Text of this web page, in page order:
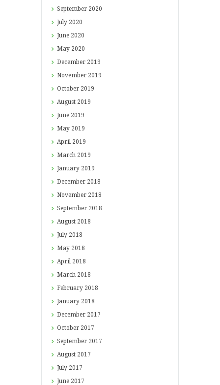
September 2020
July 2020
June 2020
May 2020
December 2019
November 2019
October 2019
August 2019
June 2019
May 2019
April 2019
March 2019
January 2019
December 2018
November 2018
September 2018
August 2018
July 2018
May 2018
April 2018
March 2018
February 2018
January 2018
December 2017
October 2017
September 2017
August 2017
July 2017
June 2017